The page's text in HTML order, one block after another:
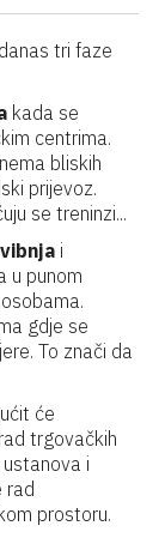
tri faze
kada se
centrima.
bliskih
prijevoz.
se treninzi...
i
u punom
gdje se
To znači da
će
trgovačkih
i
rad
prostoru.